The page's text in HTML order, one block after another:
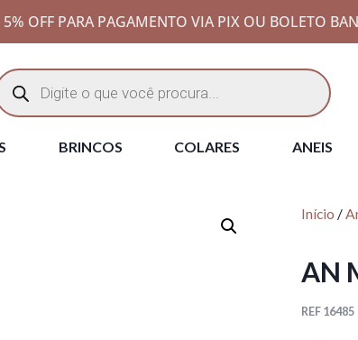
5% OFF PARA PAGAMENTO VIA PIX OU BOLETO
BRINCOS COLARES ANEIS
Início /
AN
REF 16485